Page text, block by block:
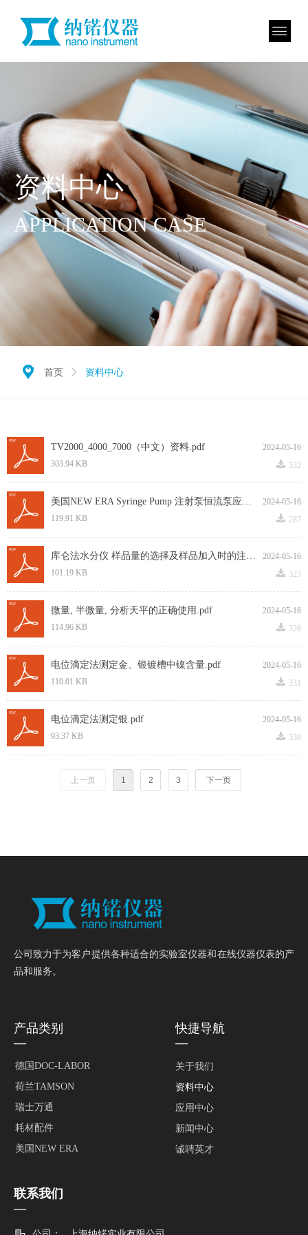
资料中心
APPLICATION CASE
끇 首页 ꁕ 资料中心
2024-05-16
TV2000_4000_7000（中文）资料.pdf
끂 332
303.94 KB
2024-05-16
美国NEW ERA Syringe Pump 注射泵恒流泵应用实例.pdf
끂 287
119.91 KB
2024-05-16
库仑法水分仪 样品量的选择及样品加入时的注意事项.pdf
끂 323
101.19 KB
2024-05-16
微量, 半微量, 分析天平的正确使用.pdf
끂 326
114.96 KB
2024-05-16
电位滴定法测定金、银镀槽中镍含量.pdf
끂 331
110.01 KB
2024-05-16
电位滴定法测定银.pdf
끂 338
93.37 KB
上一页 1 2 3 下一页
产品类别
—
德国DOC-LABOR
荷兰TAMSON
瑞士万通
耗材配件
美国NEW ERA
快捷导航
—
关于我们
资料中心
应用中心
新闻中心
诚聘英才
联系我们
—
公司致力于为客户提供各种适合的实验室仪器和在线仪器仪表的产
品和服务。